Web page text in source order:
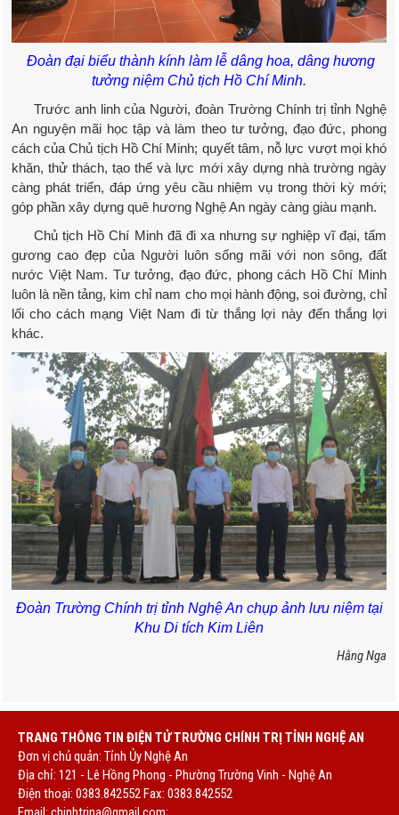
Đoàn đại biểu thành kính làm lễ dâng hoa, dâng hương
tưởng niệm Chủ tịch Hồ Chí Minh.
Trước anh linh của Người, đoàn Trường Chính trị tỉnh Nghệ
An nguyện mãi học tập và làm theo tư tưởng, đạo đức, phong
cách của Chủ tịch Hồ Chí Minh; quyết tâm, nỗ lực vượt mọi khó
khăn, thử thách, tạo thế và lực mới xây dựng nhà trường ngày
càng phát triển, đáp ứng yêu cầu nhiệm vụ trong thời kỳ mới;
góp phần xây dựng quê hương Nghệ An ngày càng giàu mạnh.
Chủ tịch Hồ Chí Minh đã đi xa nhưng sự nghiệp vĩ đại, tấm
gương cao đẹp của Người luôn sống mãi với non sông, đất
nước Việt Nam. Tư tưởng, đạo đức, phong cách Hồ Chí Minh
luôn là nền tảng, kim chỉ nam cho mọi hành động, soi đường, chỉ
lối cho cách mạng Việt Nam đi từ thắng lợi này đến thắng lợi
khác.
Đoàn Trường Chính trị tỉnh Nghệ An chụp ảnh lưu niệm tại
Khu Di tích Kim Liên
Hằng Nga
TRANG THÔNG TIN ĐIỆN TỬ TRƯỜNG CHÍNH TRỊ TỈNH NGHỆ AN
Đơn vị chủ quản: Tỉnh Ủy Nghệ An
Địa chỉ: 121 - Lê Hồng Phong - Phường Trường Vinh - Nghệ An
Điện thoại: 0383.842552 Fax: 0383.842552